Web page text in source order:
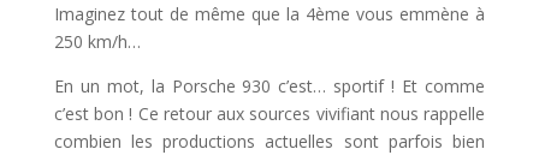
Imaginez tout de même que la 4ème vous emmène à
250 km/h…
En un mot, la Porsche 930 c’est… sportif ! Et comme
c’est bon ! Ce retour aux sources vivifiant nous rappelle
combien les productions actuelles sont parfois bien